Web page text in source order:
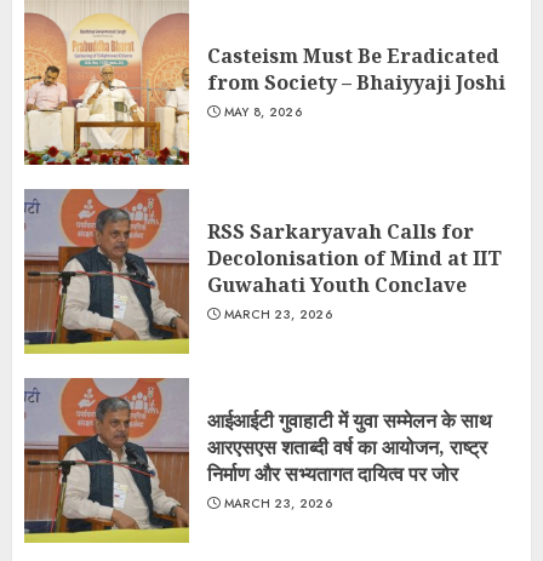
Casteism Must Be Eradicated
from Society – Bhaiyyaji Joshi
MAY 8, 2026
RSS Sarkaryavah Calls for
Decolonisation of Mind at IIT
Guwahati Youth Conclave
MARCH 23, 2026
आईआईटी गुवाहाटी में युवा सम्मेलन के साथ
आरएसएस शताब्दी वर्ष का आयोजन, राष्ट्र
निर्माण और सभ्यतागत दायित्व पर जोर
MARCH 23, 2026